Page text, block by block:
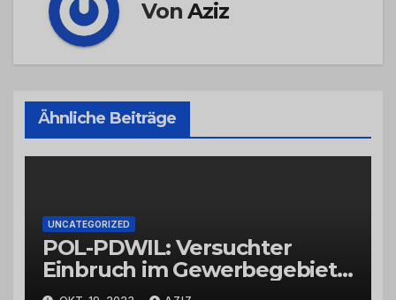
VonAziz
Ähnliche Beiträge
UNCATEGORIZED
POL-PDWIL: Versuchter
Einbruch im Gewerbegebiet
Wittlich